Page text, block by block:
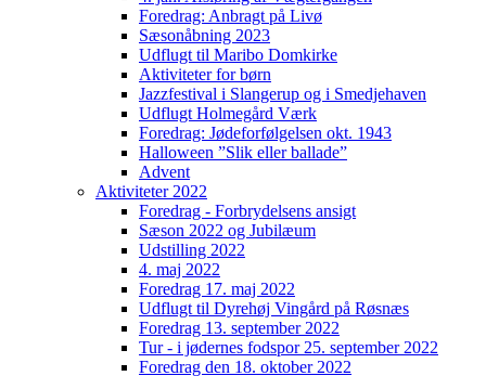
Foredrag: Anbragt på Livø
Sæsonåbning 2023
Udflugt til Maribo Domkirke
Aktiviteter for børn
Jazzfestival i Slangerup og i Smedjehaven
Udflugt Holmegård Værk
Foredrag: Jødeforfølgelsen okt. 1943
Halloween ”Slik eller ballade”
Advent
Aktiviteter 2022
Foredrag - Forbrydelsens ansigt
Sæson 2022 og Jubilæum
Udstilling 2022
4. maj 2022
Foredrag 17. maj 2022
Udflugt til Dyrehøj Vingård på Røsnæs
Foredrag 13. september 2022
Tur - i jødernes fodspor 25. september 2022
Foredrag den 18. oktober 2022